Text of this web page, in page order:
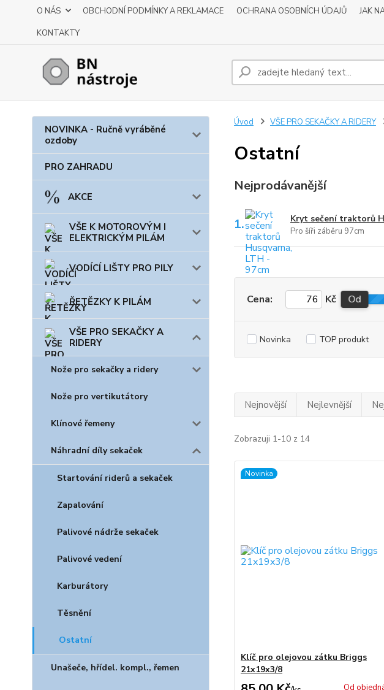
O NÁS OBCHODNÍ PODMÍNKY A REKLAMACE OCHRANA OSOBNÍCH ÚDAJŮ JAK
KONTAKTY
NOVINKA - Ručně vyráběné
ozdoby
PRO ZAHRADU
AKCE
VŠE K MOTOROVÝM I
ELEKTRICKÝM PILÁM
VODÍCÍ LIŠTY PRO PILY
ŘETĚZKY K PILÁM
VŠE PRO SEKAČKY A
RIDERY
Nože pro sekačky a ridery
Nože pro vertikutátory
Klínové řemeny
Náhradní díly sekaček
Startování riderů a sekaček
Zapalování
Palivové nádrže sekaček
Palivové vedení
Karburátory
Těsnění
Ostatní
Unašeče, hřídel. kompl., řemen
Úvod VŠE PRO SEKAČKY A RIDERY
Ostatní
Nejprodávanější
1. Kryt sečení traktorů
Pro šíři záběru 97cm
Cena: Kč Od
Novinka TOP produkt
Nejnovější Nejlevnější
Zobrazuji 1-10 z 14
Novinka
Klíč pro olejovou zátku Briggs
21x19x3/8
Od